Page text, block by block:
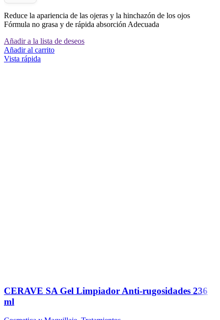
Reduce la apariencia de las ojeras y la hinchazón de los ojos
Fórmula no grasa y de rápida absorción Adecuada
Añadir a la lista de deseos
Añadir al carrito
Vista rápida
CERAVE SA Gel Limpiador Anti-rugosidades 236
ml